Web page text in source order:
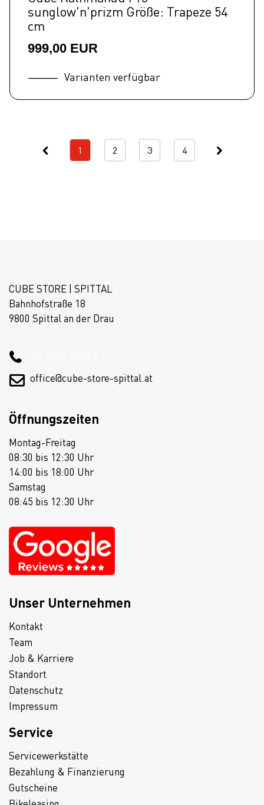
sunglow'n'prizm Größe: Trapeze 54
cm
999,00 EUR
Varianten verfügbar
1 2 3 4
CUBE STORE | SPITTAL
Bahnhofstraße 18
9800 Spittal an der Drau
office@cube-store-spittal.at
Öffnungszeiten
Montag-Freitag
08:30 bis 12:30 Uhr
14:00 bis 18:00 Uhr
Samstag
08:45 bis 12:30 Uhr
Unser Unternehmen
Kontakt
Team
Job & Karriere
Standort
Datenschutz
Impressum
Service
Servicewerkstätte
Bezahlung & Finanzierung
Gutscheine